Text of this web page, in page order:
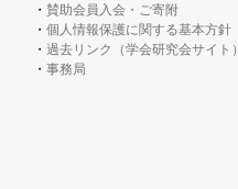
賛助会員入会・ご寄附
個人情報保護に関する基本方針
過去リンク（学会研究会サイト）
事務局